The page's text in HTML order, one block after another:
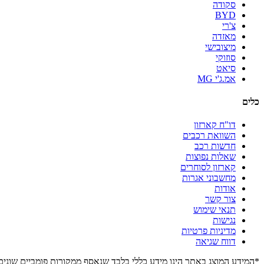
סקודה
BYD
צ'רי
מאזדה
מיצובישי
סוזוקי
סיאט
אמ.ג'י MG
כלים
דו"ח קארזון
השוואת רכבים
חדשות רכב
שאלות נפוצות
קארזון לסוחרים
מחשבוני אגרות
אודות
צור קשר
תנאי שימוש
נגישות
מדיניות פרטיות
דווח שגיאה
*המידע המוצג באתר הינו מידע כללי בלבד שנאסף ממקורות פומביים